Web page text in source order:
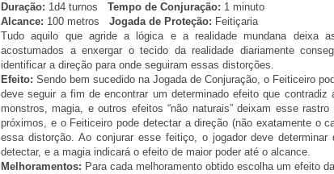
Duração: 1d4 turnos Tempo de Conjuração: 1 minuto
Alcance: 100 metros Jogada de Proteção: Feitiçaria
Tudo aquilo que agride a lógica e a realidade mundana deixa
acostumados a enxergar o tecido da realidade diariamente
identificar a direção para onde seguiram essas distorções.
Efeito: Sendo bem sucedido na Jogada de Conjuração, o Feiticeiro
deve seguir a fim de encontrar um determinado efeito que contradiz
monstros, magia, e outros efeitos “não naturais” deixam esse
próximos, e o Feiticeiro pode detectar a direção (não exatamente o
essa distorção. Ao conjurar esse feitiço, o jogador deve
detectar, e a magia indicará o efeito de maior poder até o alcance.
Melhoramentos: Para cada melhoramento obtido escolha um efeito